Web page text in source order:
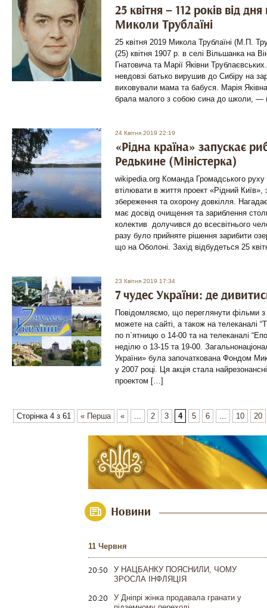
25 квітня – 112 років від
Миколи Трублаїні
25 квітня 2019 Микола Трублаїні (М.П.
(25) квітня 1907 р. в селі Вільшанка на
Гнатовича та Марії Яківни
невдовзі батько вирушив до Сибіру на
виховували мама та бабуся. Марія
брала малого з собою сина до школи, —
24 Квітня 2019 22:19
«Рідна країна» запускає
Редькине (Міністерка)
wikipedia.org Команда Громадського руху
втілювати в життя проект «Рідний
збереження та охорону довкілля.
має досвід очищення та зариблення
колектив долучився до всесвітнього
разу було прийняте рішення зарибити
що на Оболоні. Захід відбудеться 25
23 Квітня 2019 17:34
7 чудес України: де
Повідомляємо, що переглянути фільми з
можете на сайті, а також на телеканалі
по п`ятницю о 14-00 та на телеканалі
неділю о 13-15 та 19-00.
України» була започаткована Фондом
у 2007 році. Ця акція стала
проектом […]
Сторінка 4 з 61 « Перша « ... 2 3 4 5 6 ... 10 20
Новини
11 Червня
20:50
У НАЦБАНКУ ПОЯСНИЛИ, ЧОМУ
ЗРОСЛА ІНФЛЯЦІЯ
20:20
У Дніпрі жінка продавала гранати у